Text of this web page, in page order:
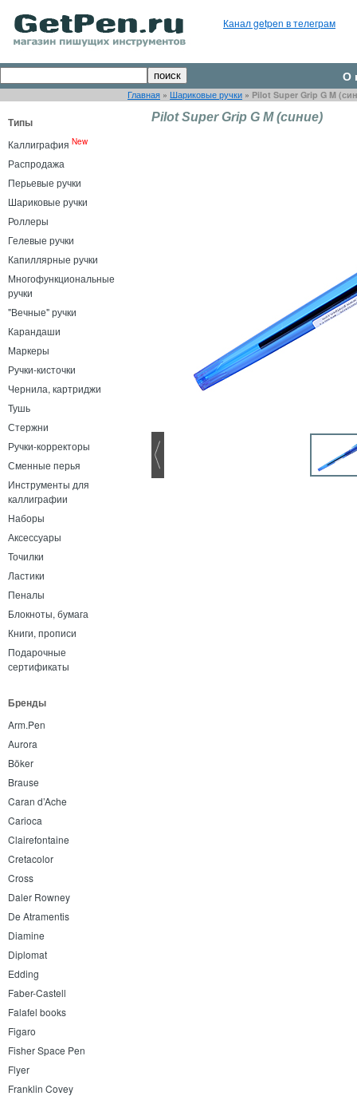
Канал getpen в телеграм
О
Главная » Шариковые ручки » Pilot Super Grip G M
Типы
Каллиграфия New
Распродажа
Перьевые ручки
Шариковые ручки
Роллеры
Гелевые ручки
Капиллярные ручки
Многофункциональные
ручки
"Вечные" ручки
Карандаши
Маркеры
Ручки-кисточки
Чернила, картриджи
Тушь
Стержни
Ручки-корректоры
Сменные перья
Инструменты для
каллиграфии
Наборы
Аксессуары
Точилки
Ластики
Пеналы
Блокноты, бумага
Книги, прописи
Подарочные
сертификаты
Бренды
Arm.Pen
Aurora
Böker
Brause
Caran d’Ache
Carioca
Clairefontaine
Cretacolor
Cross
Daler Rowney
De Atramentis
Diamine
Diplomat
Edding
Faber-Castell
Falafel books
Figaro
Fisher Space Pen
Flyer
Franklin Covey
Pilot Super Grip G M (синие)